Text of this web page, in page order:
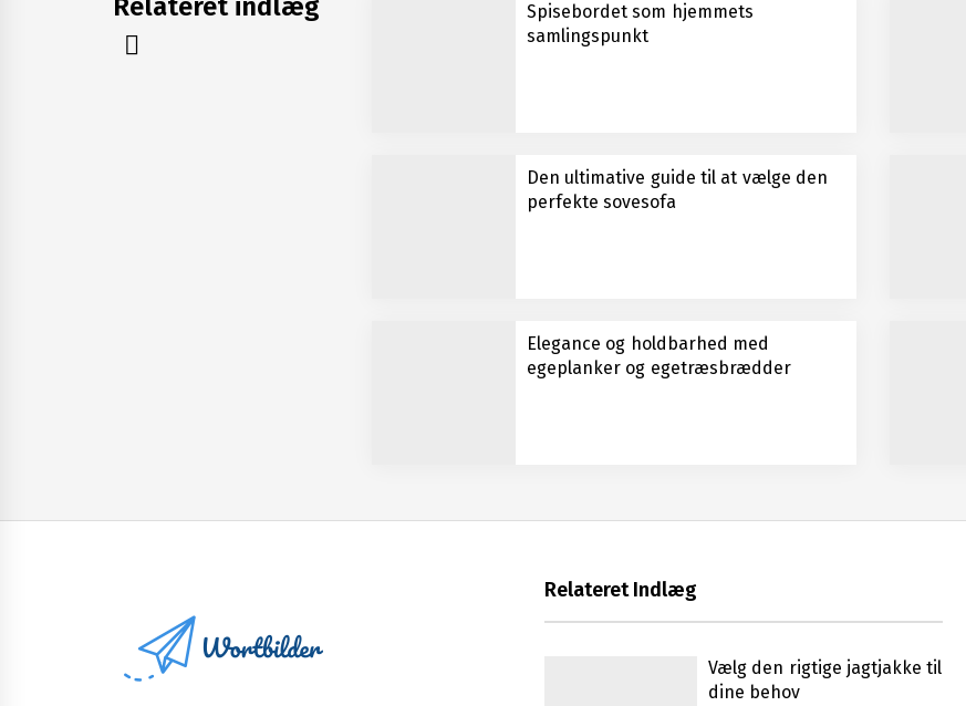
Relateret indlæg
Spisebordet som hjemmets
samlingspunkt
Den ultimative guide til at vælge den
perfekte sovesofa
Elegance og holdbarhed med
egeplanker og egetræsbrædder
Relateret Indlæg
Vælg den rigtige jagtjakke til
dine behov